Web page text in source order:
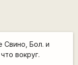
Свино, Бол. и
вокруг.